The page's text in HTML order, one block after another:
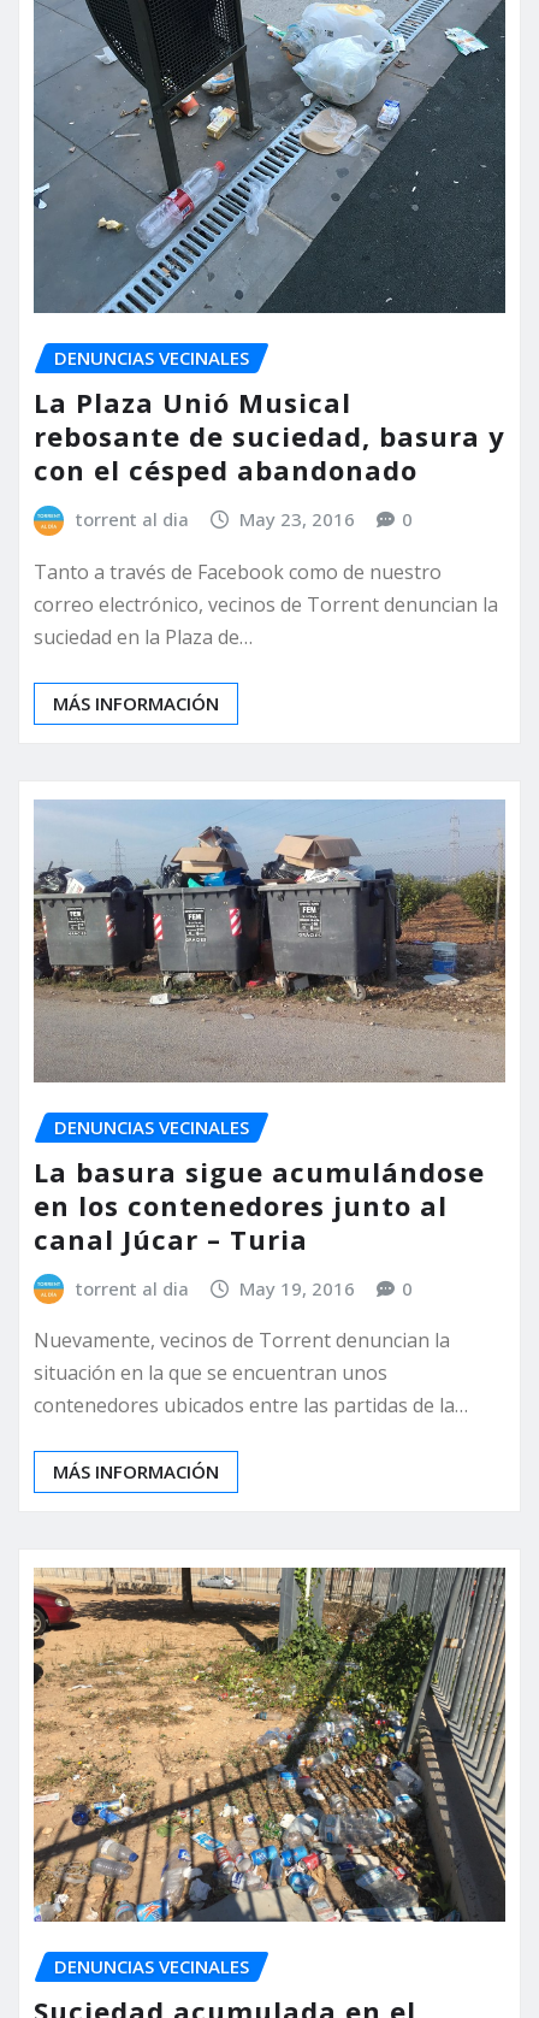
DENUNCIAS VECINALES
La Plaza Unió Musical
rebosante de suciedad, basura y
con el césped abandonado
torrent al dia May 23, 2016 0
Tanto a través de Facebook como de nuestro
correo electrónico, vecinos de Torrent denuncian la
suciedad en la Plaza de…
MÁS INFORMACIÓN
DENUNCIAS VECINALES
La basura sigue acumulándose
en los contenedores junto al
canal Júcar – Turia
torrent al dia May 19, 2016 0
Nuevamente, vecinos de Torrent denuncian la
situación en la que se encuentran unos
contenedores ubicados entre las partidas de la…
MÁS INFORMACIÓN
DENUNCIAS VECINALES
Suciedad acumulada en el